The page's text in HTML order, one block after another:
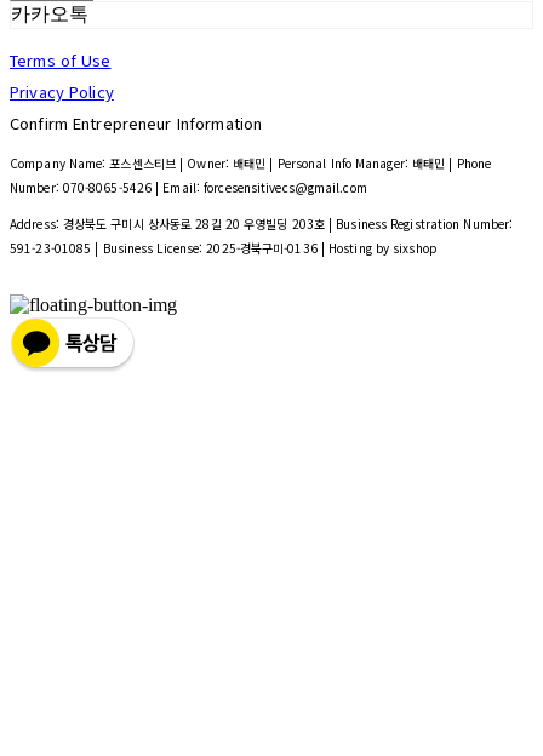
카카오톡
Terms of Use
Privacy Policy
Confirm Entrepreneur Information
Company Name: 포스센스티브 | Owner: 배태민 | Personal Info Manager: 배태민 | Phone
Number: 070-8065-5426 | Email: forcesensitivecs@gmail.com
Address: 경상북도 구미시 상사동로 28길 20 우영빌딩 203호 | Business Registration Number:
591-23-01085 | Business License:2025-경북구미-0136| Hosting by sixshop